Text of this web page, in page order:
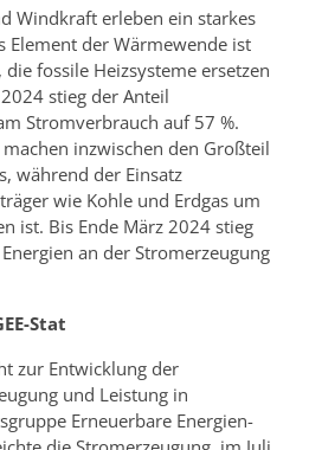
Windkraft erleben ein starkes
Element der Wärmewende ist
fossile Heizsysteme ersetzen
stieg der Anteil
Stromverbrauch auf 57 %.
inzwischen den Großteil
während der Einsatz
wie Kohle und Erdgas um
ist. Bis Ende März 2024 stieg
an der Stromerzeugung
Stat
zur Entwicklung der
und Leistung in
Erneuerbare Energien-